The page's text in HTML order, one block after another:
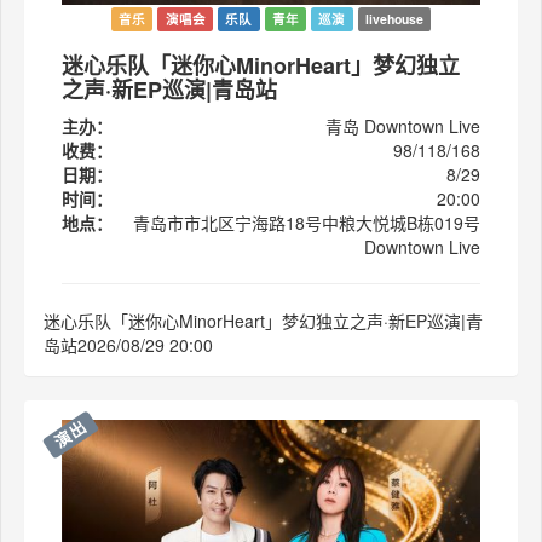
音乐 演唱会 乐队 青年 巡演 livehouse
迷心乐队「迷你心MinorHeart」梦幻独立
之声·新EP巡演|青岛站
主办：
青岛 Downtown Live
收费：
98/118/168
日期：
8/29
时间：
20:00
地点：
青岛市市北区宁海路18号中粮大悦城B栋019号
Downtown Live
迷心乐队「迷你心MinorHeart」梦幻独立之声·新EP巡演|青
岛站2026/08/29 20:00
演出